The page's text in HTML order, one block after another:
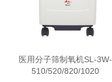
医用分子筛制氧机SL-3W-
510/520/820/1020